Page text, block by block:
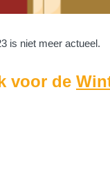
is niet meer actueel.
voor de